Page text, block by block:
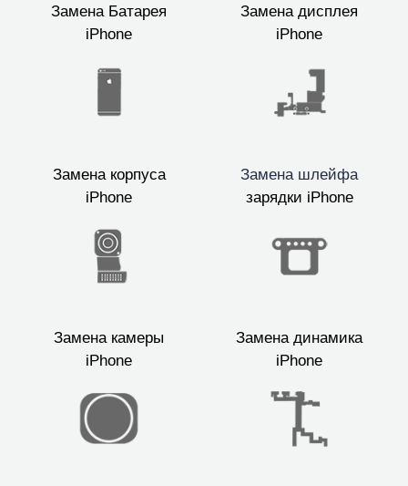
Замена Батарея
iPhone
Замена дисплея
iPhone
Замена корпуса
iPhone
Замена шлейфа
зарядки iPhone
Замена камеры
iPhone
Замена динамика
iPhone